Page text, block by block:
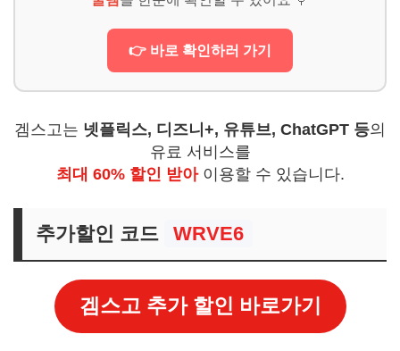
👉 바로 확인하러 가기
겜스고는 넷플릭스, 디즈니+, 유튜브, ChatGPT 등의
유료 서비스를
최대 60% 할인 받아이용할 수 있습니다.
추가할인 코드 WRVE6
겜스고 추가 할인 바로가기